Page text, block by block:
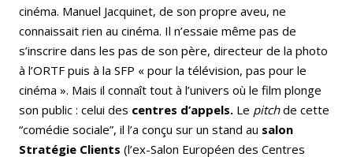
cinéma. Manuel Jacquinet, de son propre aveu, ne
connaissait rien au cinéma. Il n’essaie même pas de
s’inscrire dans les pas de son père, directeur de la photo
à l’ORTF puis à la SFP « pour la télévision, pas pour le
cinéma ». Mais il connaît tout à l’univers où le film plonge
son public : celui des centres d’appels. Le pitchde cette
“comédie sociale”, il l’a conçu sur un stand au salon
Stratégie Clients (l’ex-Salon Européen des Centres